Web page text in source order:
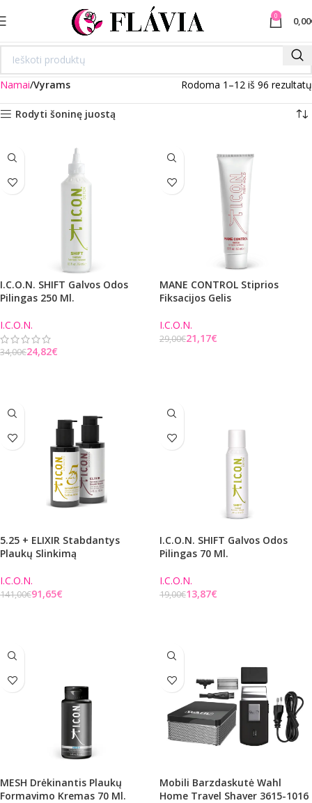
0 0,00
Namai Vyrams Rodoma 1–12 iš 96 rezultatų
Rodyti šoninę juostą
I.C.O.N. SHIFT Galvos Odos
Pilingas 250 Ml.
I.C.O.N.
34,00€24,82€
MANE CONTROL Stiprios
Fiksacijos Gelis
I.C.O.N.
29,00€21,17€
5.25 + ELIXIR Stabdantys
Plaukų Slinkimą
I.C.O.N.
141,00€91,65€
I.C.O.N. SHIFT Galvos Odos
Pilingas 70 Ml.
I.C.O.N.
19,00€13,87€
MESH Drėkinantis Plaukų
Formavimo Kremas 70 Ml.
Mobili Barzdaskutė Wahl
Home Travel Shaver 3615-1016